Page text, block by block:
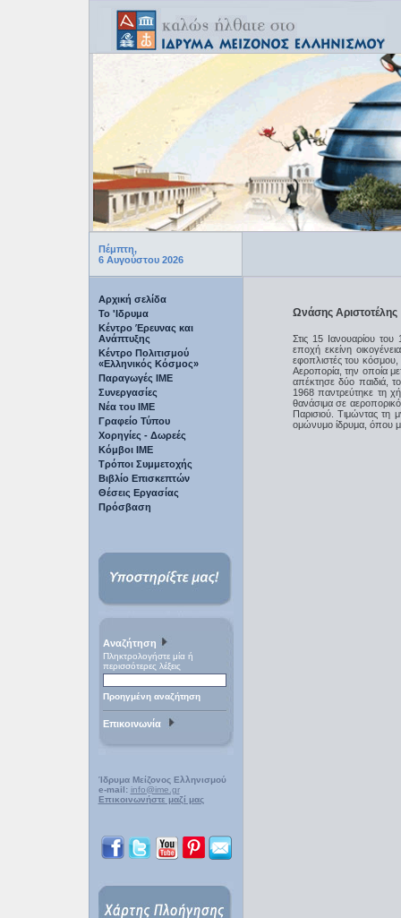
Πέμπτη,
6 Αυγούστου 2026
Αρχική σελίδα
Το 'Ιδρυμα
Κέντρο Έρευνας και
Ανάπτυξης
Κέντρο Πολιτισμού
«Ελληνικός Κόσμος»
Παραγωγές IME
Συνεργασίες
Νέα του ΙΜΕ
Γραφείο Τύπου
Χορηγίες - Δωρεές
Κόμβοι ΙΜΕ
Τρόποι Συμμετοχής
Βιβλίο Επισκεπτών
Θέσεις Εργασίας
Πρόσβαση
Αναζήτηση
Πληκτρολογήστε μία ή
περισσότερες λέξεις
Προηγμένη αναζήτηση
Επικοινωνία
Ίδρυμα Μείζονος Ελληνισμού
e-mail: info@ime.gr
Επικοινωνήστε μαζί μας
Ωνάσης Αριστοτέλης
Στις 15 Ιανουαρίου
εποχή εκείνη
εφοπλιστές του
Αεροπορία, την οποία
απέκτησε δύο παιδιά,
1968 παντρεύτηκε τη
θανάσιμα σε
Παρισιού. Τιμώντας τη
ομώνυμο ίδρυμα, όπου